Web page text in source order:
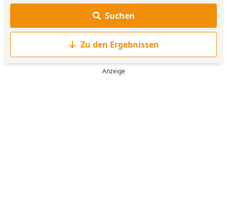
ANAGRAMM-GENERATOR
WORTLISTE
Suchen
Zu den Ergebnissen